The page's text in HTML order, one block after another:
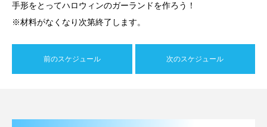
手形をとってハロウィンのガーランドを作ろう！
※材料がなくなり次第終了します。
前のスケジュール 次のスケジュール